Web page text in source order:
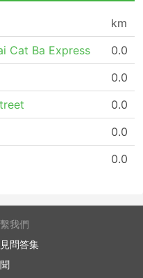
km
Cat Ba Express
0.0
0.0
0.0
0.0
0.0
我們
問答集